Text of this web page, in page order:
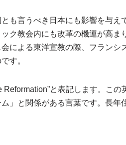
も言うべき日本にも影響を与え
ク教会内にも改革の機運が高ま
による東洋宣教の際、フランシ
す。
Reformation”と表記します。こ
」と関係がある言葉です。長年